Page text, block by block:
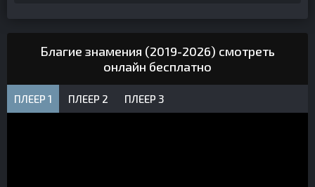
Благие знамения (2019-2026) смотреть
онлайн бесплатно
ПЛЕЕР 1 ПЛЕЕР 2 ПЛЕЕР 3